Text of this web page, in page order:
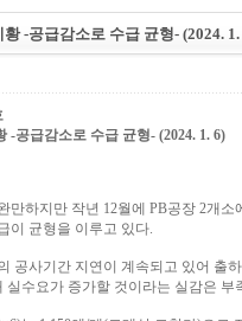
-공급감소로 수급 균형- (2024. 1.
-공급감소로 수급 균형- (2024. 1. 6)
만하지만 작년 12월에 PB공장 2개
이 균형을 이루고 있다.
공사기간 지연이 계속되고 있어 출
실수요가 증가할 것이라는 실감은 부